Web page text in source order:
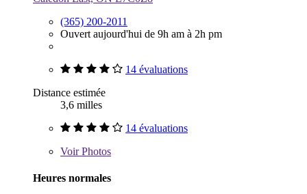
(365) 200-2011
Ouvert aujourd'hui de 9h am à 2h pm
14 évaluations
Distance estimée
3,6 milles
14 évaluations
VoirPhotos
Heures normales